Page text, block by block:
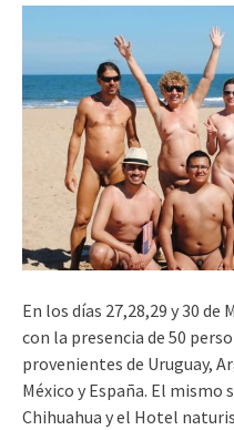
En los días 27,28,29 y 30 de
con la presencia de 50
provenientes de Uruguay,
México y España. El
Chihuahua y el Hotel